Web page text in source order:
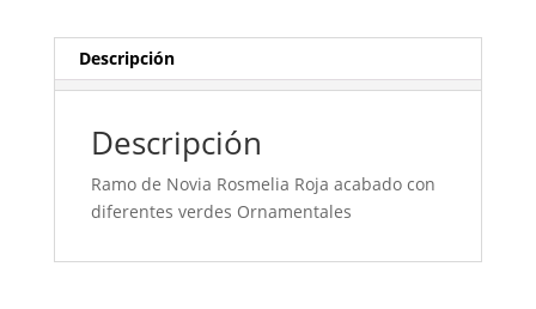
Descripción
Descripción
Ramo de Novia Rosmelia Roja acabado con
diferentes verdes Ornamentales